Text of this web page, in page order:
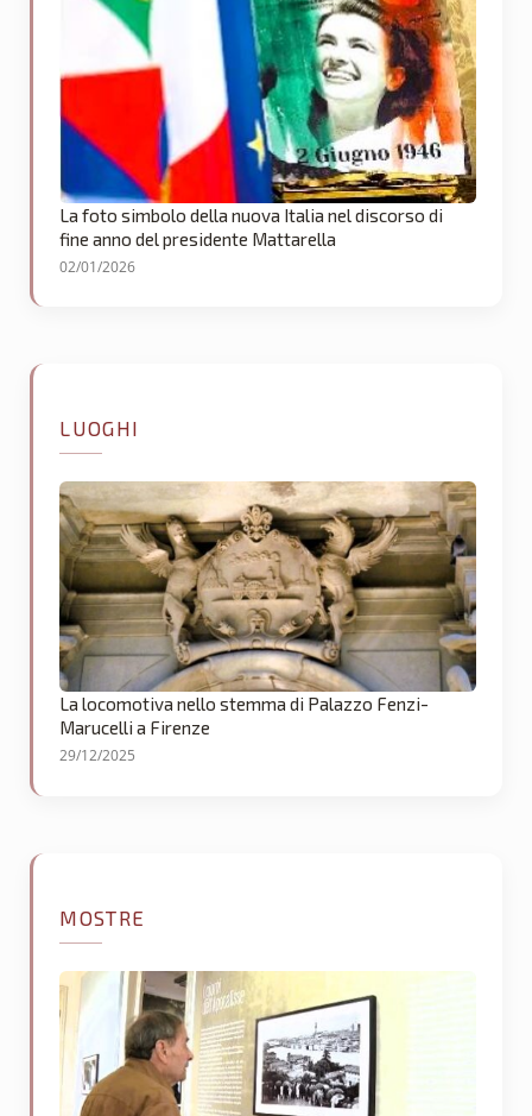
La foto simbolo della nuova Italia nel discorso di
fine anno del presidente Mattarella
02/01/2026
LUOGHI
La locomotiva nello stemma di Palazzo Fenzi-
Marucelli a Firenze
29/12/2025
MOSTRE